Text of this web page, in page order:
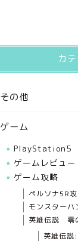
カ
その他
ゲーム
PlayStation5
ゲームレビュー
ゲーム攻略
ペルソナ5R
モンスターハ
英雄伝説 零
英雄伝